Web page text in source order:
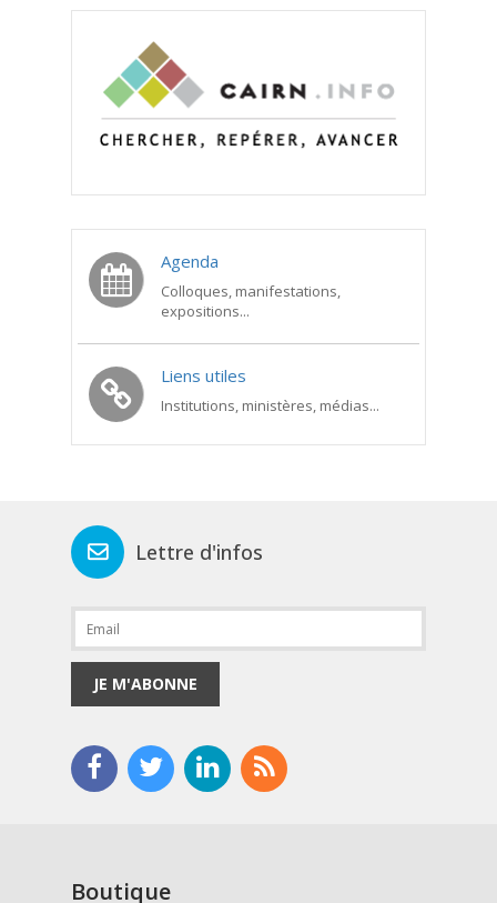
Agenda
Colloques, manifestations,
expositions...
Liens utiles
Institutions, ministères, médias...
Lettre d'infos
JE M'ABONNE
Boutique